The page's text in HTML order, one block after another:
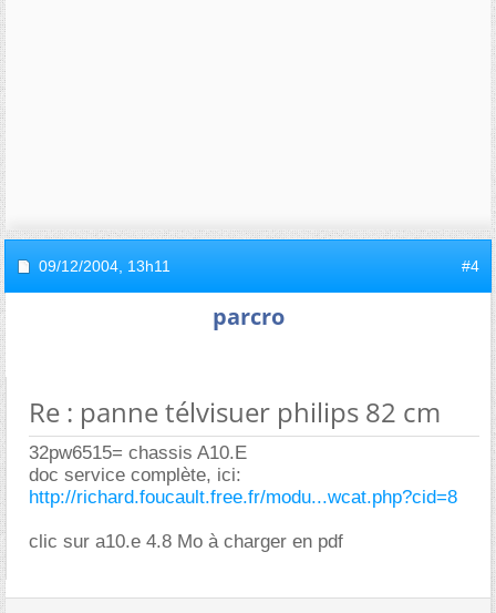
09/12/2004, 13h11 #4
parcro
Re : panne télvisuer philips 82 cm
32pw6515= chassis A10.E
doc service complète, ici:
http://richard.foucault.free.fr/modu...wcat.php?cid=8
clic sur a10.e 4.8 Mo à charger en pdf